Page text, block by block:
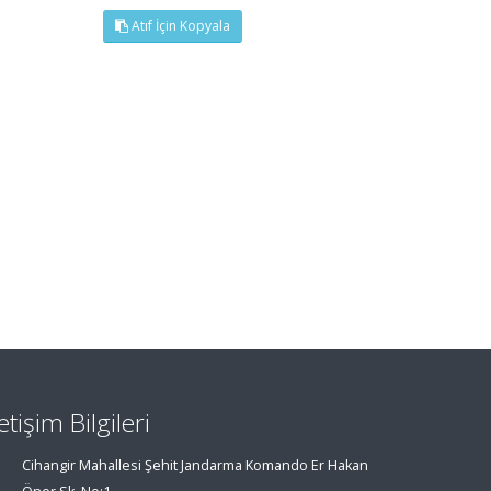
Atıf İçin Kopyala
Bilgileri
Cihangir Mahallesi Şehit Jandarma Komando Er Hakan